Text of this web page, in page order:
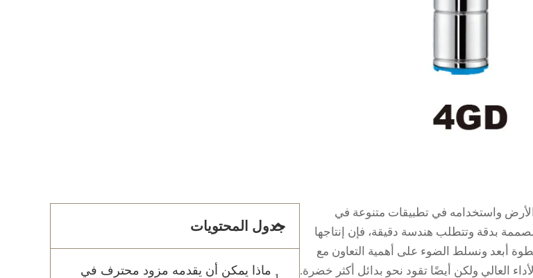
واستخدامه في تطبيقات متنوعة في
بدقة وتتطلب هندسة دقيقة، فإن إنتاجها
أبعد ونسلط الضوء على أهمية التعاون مع
العالي ولكن أيضًا تقود نحو بدائل أكثر خضرة.
جدول المحتويات
ماذا يمكن أن يقدمه مزود محترف في